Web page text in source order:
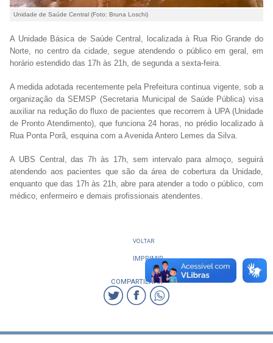
Unidade de Saúde Central (Foto: Bruna Loschi)
A Unidade Básica de Saúde Central, localizada à Rua Rio Grande do
Norte, no centro da cidade, segue atendendo o público em geral, em
horário estendido das 17h às 21h, de segunda a sexta-feira.
A medida adotada recentemente pela Prefeitura continua vigente, sob a
organização da SEMSP (Secretaria Municipal de Saúde Pública) visa
auxiliar na redução do fluxo de pacientes que recorrem à UPA (Unidade
de Pronto Atendimento), que funciona 24 horas, no prédio localizado à
Rua Ponta Porã, esquina com a Avenida Antero Lemes da Silva.
A UBS Central, das 7h às 17h, sem intervalo para almoço, seguirá
atendendo aos pacientes que são da área de cobertura da Unidade,
enquanto que das 17h às 21h, abre para atender a todo o público, com
médico, enfermeiro e demais profissionais atendentes.
VOLTAR
IMPRIMIR
COMPARTILHAR